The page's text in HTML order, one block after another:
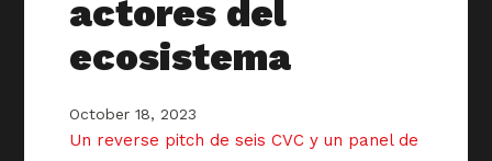
October 18, 2023
actores del
ecosistema
Un reverse pitch de seis CVC y un panel de